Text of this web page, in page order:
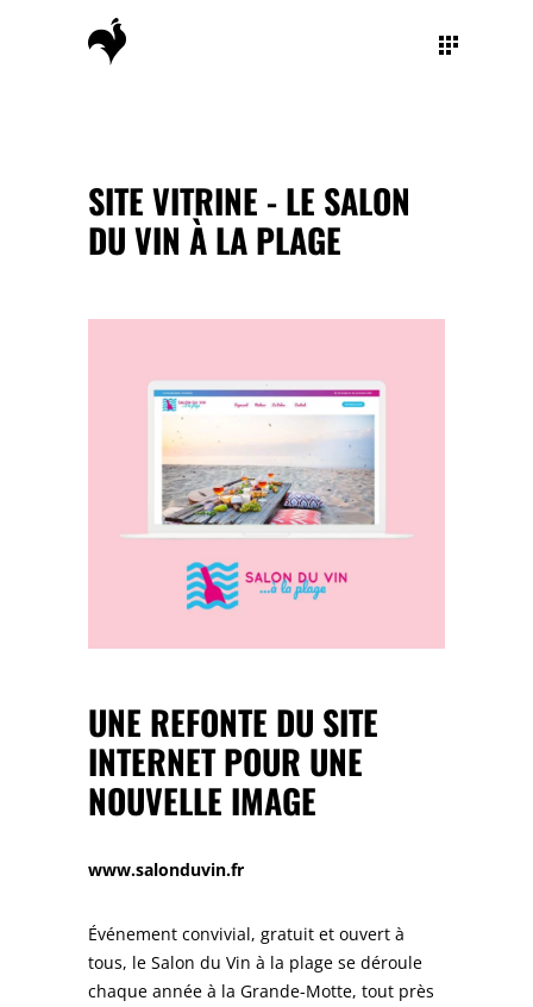
SITE VITRINE - LE SALON
DU VIN À LA PLAGE
UNE REFONTE DU SITE
INTERNET POUR UNE
NOUVELLE IMAGE
www.salonduvin.fr
Événement convivial, gratuit et ouvert à
tous, le Salon du Vin à la plage se déroule
chaque année à la Grande-Motte, tout près